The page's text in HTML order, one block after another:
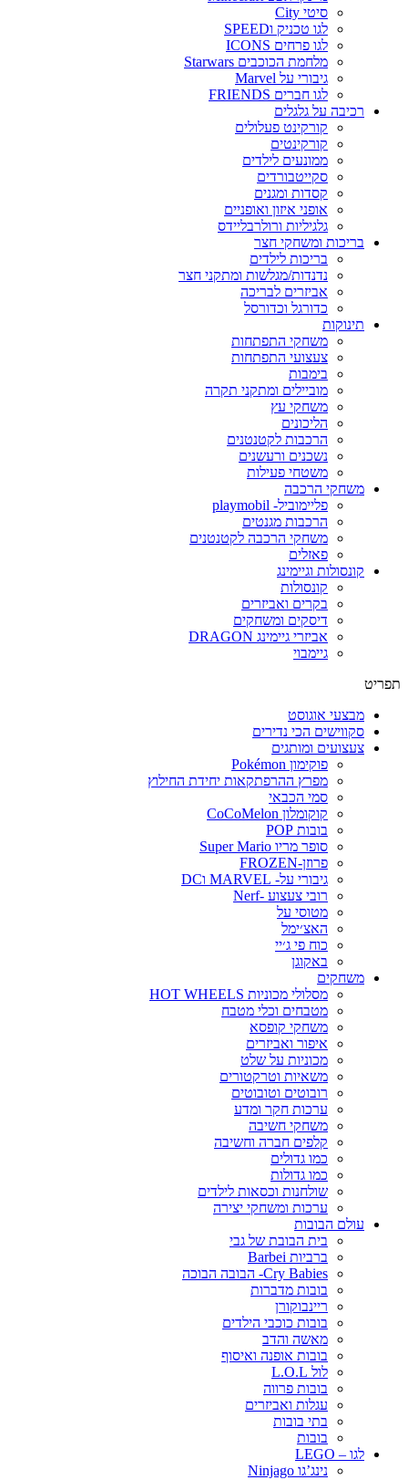
סיטי City
לגו טכניק וSPEED
לגו פרחים ICONS
מלחמת הכוכבים Starwars
גיבורי על Marvel
לגו חברים FRIENDS
רכיבה על גלגלים
קורקינט פעלולים
קורקינטים
ממונעים לילדים
סקייטבורדים
קסדות ומגנים
אופני איזון ואופניים
גלגיליות ורולרבליידס
בריכות ומשחקי חצר
בריכות לילדים
נדנדות/מגלשות ומתקני חצר
אביזרים לבריכה
כדורגל וכדורסל
תינוקות
משחקי התפתחות
צעצועי התפתחות
בימבות
מוביילים ומתקני תקרה
משחקי עץ
הליכונים
הרכבות לקטנטנים
נשכנים ורעשנים
משטחי פעילות
משחקי הרכבה
פליימוביל- playmobil
הרכבות מגנטים
משחקי הרכבה לקטנטנים
פאזלים
קונסולות וגיימינג
קונסולות
בקרים ואביזרים
דיסקים ומשחקים
אביזרי גיימינג DRAGON
גיימבוי
תפריט
מבצעי אוגוסט
סקווישים הכי נדירים
צעצועים ומותגים
פוקימון Pokémon
מפרץ ההרפתקאות יחידת החילוץ
סמי הכבאי
קוקומלון CoCoMelon
בובות POP
סופר מריו Super Mario
פרוזן-FROZEN
גיבורי על- MARVEL וDC
רובי צעצוע -Nerf
מטוסי על
האצ׳ימל
כוח פי ג׳יי
באקוגן
משחקים
מסלולי מכוניות HOT WHEELS
מטבחים וכלי מטבח
משחקי קופסא
איפור ואביזרים
מכוניות על שלט
משאיות וטרקטורים
רובוטים וטובוטים
ערכות חקר ומדע
משחקי חשיבה
קלפים חברה וחשיבה
כמו גדולים
כמו גדולות
שולחנות וכסאות לילדים
ערכות ומשחקי יצירה
עולם הבובות
בית הבובת של גבי
ברביות Barbei
Cry Babies- הבובה הבוכה
בובות מדברות
ריינבוקורן
בובות כוכבי הילדים
מאשה והדב
בובות אופנה ואיסוף
לול L.O.L
בובות פרווה
עגלות ואביזרים
בתי בובות
בובות
לגו – LEGO
נינג’גו Ninjago